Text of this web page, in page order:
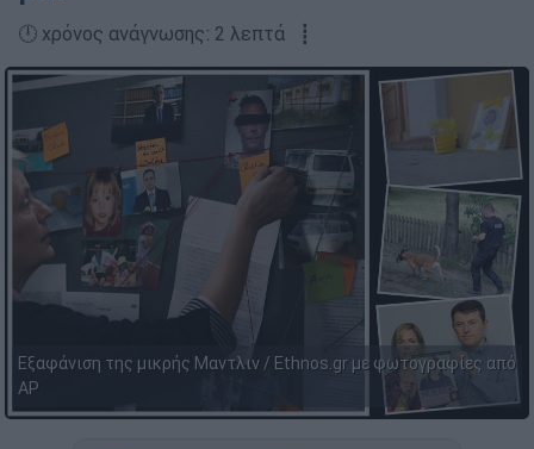
🕛 χρόνος ανάγνωσης: 2 λεπτά ┋
Εξαφάνιση της μικρής Μαντλιν / Ethnos.gr με φωτογραφίες από
AP